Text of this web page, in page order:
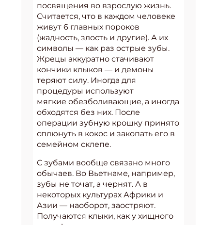
посвящения во взрослую жизнь.
Считается, что в каждом человеке
живут 6 главных пороков
(жадность, злость и другие). А их
символы — как раз острые зубы.
Жрецы аккуратно стачивают
кончики клыков — и демоны
теряют силу. Иногда для
процедуры используют
мягкие обезболивающие, а иногда
обходятся без них. После
операции зубную крошку принято
сплюнуть в кокос и закопать его в
семейном склепе.
С зубами вообще связано много
обычаев. Во Вьетнаме, например,
зубы не точат, а чернят. А в
некоторых культурах Африки и
Азии — наоборот, заостряют.
Получаются клыки, как у хищного